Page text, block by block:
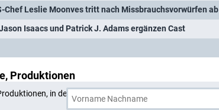
Chef Leslie Moonves tritt nach Missbrauchsvorwürfen ab
Isaacs und Patrick J. Adams ergänzen Cast
Produktionen
in denen Mia Farrow